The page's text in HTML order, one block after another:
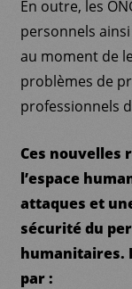
En outre, les
personnels
au moment de
problèmes de
professionnels
Ces nouvelles
l’espace
attaques et
sécurité du
humanitaires.
par :